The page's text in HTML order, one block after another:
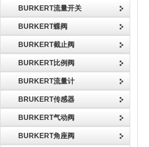
BURKERT流量开关
BURKERT蝶阀
BURKERT截止阀
BURKERT比例阀
BURKERT流量计
BRUKERT传感器
BURKERT气动阀
BURKERT角座阀